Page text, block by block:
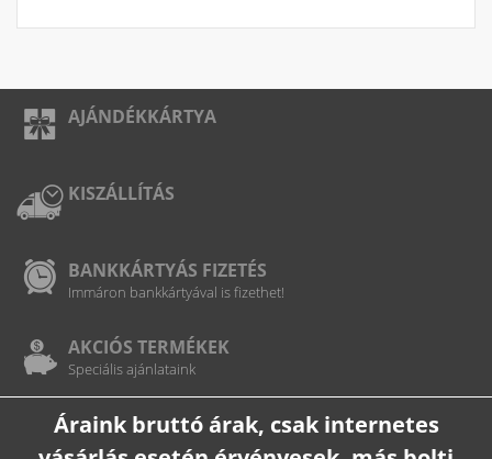
AJÁNDÉKKÁRTYA
KISZÁLLÍTÁS
BANKKÁRTYÁS FIZETÉS
Immáron bankkártyával is fizethet!
AKCIÓS TERMÉKEK
Speciális ajánlataink
Áraink bruttó árak, csak internetes